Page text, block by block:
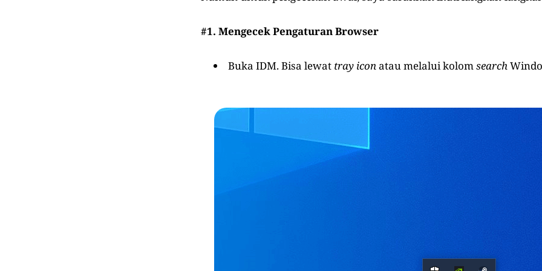
#1. Mengecek Pengaturan Browser
Buka IDM. Bisa lewat tray iconatau melalui kolom search